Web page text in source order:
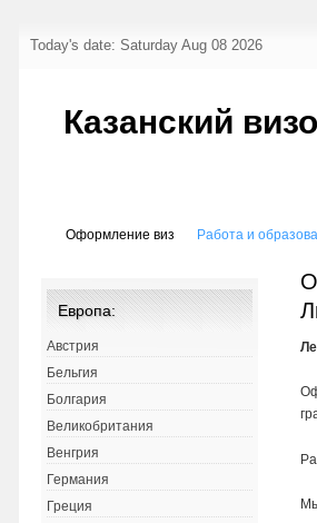
Today's date: Saturday Aug 08 2026
Казанский
Оформление виз Работа и
Европа:
Австрия
Бельгия
Болгария
Великобритания
Венгрия
Германия
Греция